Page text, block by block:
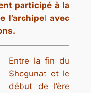
participé à la
l’archipel avec
Entre la fin du
Shogunat et le
début de l’ère